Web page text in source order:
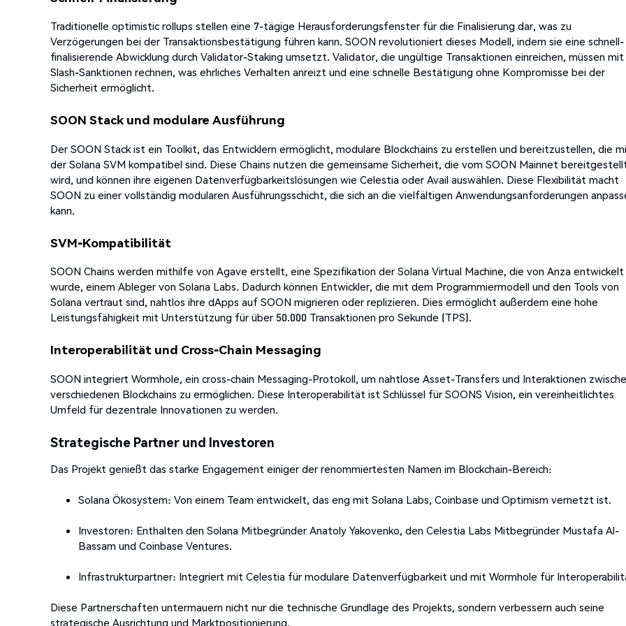
Traditionelle optimistic rollups stellen eine 7-tägige Herausforderungsfenster für die Finalisierung dar, was zu
Verzögerungen bei der Transaktionsbestätigung führen kann. SOON revolutioniert dieses Modell, indem sie eine schnell-
finalisierende Abwicklung durch Validator-Staking umsetzt. Validator, die ungültige Transaktionen einreichen, müssen mit
Slash-Sanktionen rechnen, was ehrliches Verhalten anreizt und eine schnelle Bestätigung ohne Kompromisse bei der
Sicherheit ermöglicht.
SOON Stack und modulare Ausführung
Der SOON Stack ist ein Toolkit, das Entwicklern ermöglicht, modulare Blockchains zu erstellen und bereitzustellen, die
der Solana SVM kompatibel sind. Diese Chains nutzen die gemeinsame Sicherheit, die vom SOON Mainnet
wird, und können ihre eigenen Datenverfügbarkeitslösungen wie Celestia oder Avail auswählen. Diese Flexibilität macht
SOON zu einer vollständig modularen Ausführungsschicht, die sich an die vielfältigen Anwendungsanforderungen
kann.
SVM-Kompatibilität
SOON Chains werden mithilfe von Agave erstellt, eine Spezifikation der Solana Virtual Machine, die von Anza entwickelt
wurde, einem Ableger von Solana Labs. Dadurch können Entwickler, die mit dem Programmiermodell und den Tools von
Solana vertraut sind, nahtlos ihre dApps auf SOON migrieren oder replizieren. Dies ermöglicht außerdem eine hohe
Leistungsfähigkeit mit Unterstützung für über 50.000 Transaktionen pro Sekunde (TPS).
Interoperabilität und Cross-Chain Messaging
SOON integriert Wormhole, ein cross-chain Messaging-Protokoll, um nahtlose Asset-Transfers und Interaktionen
verschiedenen Blockchains zu ermöglichen. Diese Interoperabilität ist Schlüssel für SOONS Vision, ein vereinheitlichtes
Umfeld für dezentrale Innovationen zu werden.
Strategische Partner und Investoren
Das Projekt genießt das starke Engagement einiger der renommiertesten Namen im Blockchain-Bereich:
Solana Ökosystem: Von einem Team entwickelt, das eng mit Solana Labs, Coinbase und Optimism vernetzt ist.
Investoren: Enthalten den Solana Mitbegründer Anatoly Yakovenko, den Celestia Labs Mitbegründer Mustafa Al-
Bassam und Coinbase Ventures.
Infrastrukturpartner: Integriert mit Celestia für modulare Datenverfügbarkeit und mit Wormhole für
Diese Partnerschaften untermauern nicht nur die technische Grundlage des Projekts, sondern verbessern auch seine
strategische Ausrichtung und Marktpositionierung.